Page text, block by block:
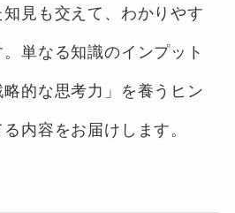
見も交えて、わかりやす
単なる知識のインプット
的な思考力」を養うヒン
内容をお届けします。